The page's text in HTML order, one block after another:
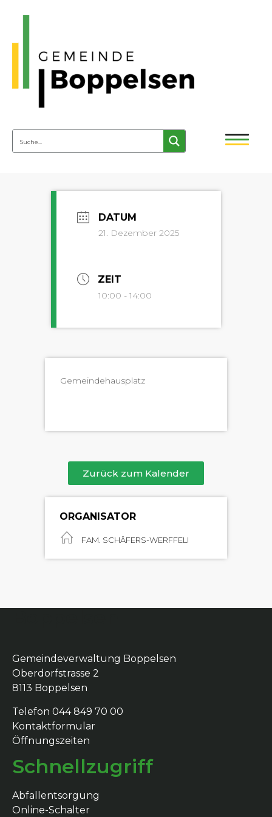
21. Dezember 2025
ZEIT
10:00 - 14:00
Gemein­de­haus­platz
Zurück zum Kalender
ORGANISATOR
FAM. SCHÄFERS-WERFFELI
Gemeindeverwaltung Boppelsen
Oberdorfstrasse 2
8113 Boppelsen
Telefon 044 849 70 00
Kontaktformular
Öffnungszeiten
Schnellzugriff
Abfallentsorgung
Online-Schalter